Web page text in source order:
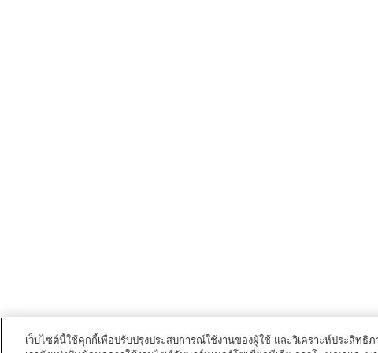
เว็บไซต์นี้ใช้คุกกี้เพื่อปรับปรุงประสบการณ์ใช้งานของผู้ใช้ และวิเคราะห์ประสิทธิ